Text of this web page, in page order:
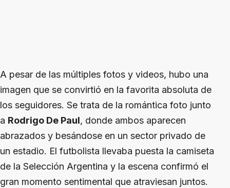
A pesar de las múltiples fotos y videos, hubo una
imagen que se convirtió en la favorita absoluta de
los seguidores. Se trata de la romántica foto junto
a Rodrigo De Paul, donde ambos aparecen
abrazados y besándose en un sector privado de
un estadio. El futbolista llevaba puesta la camiseta
de la Selección Argentina y la escena confirmó el
gran momento sentimental que atraviesan juntos.